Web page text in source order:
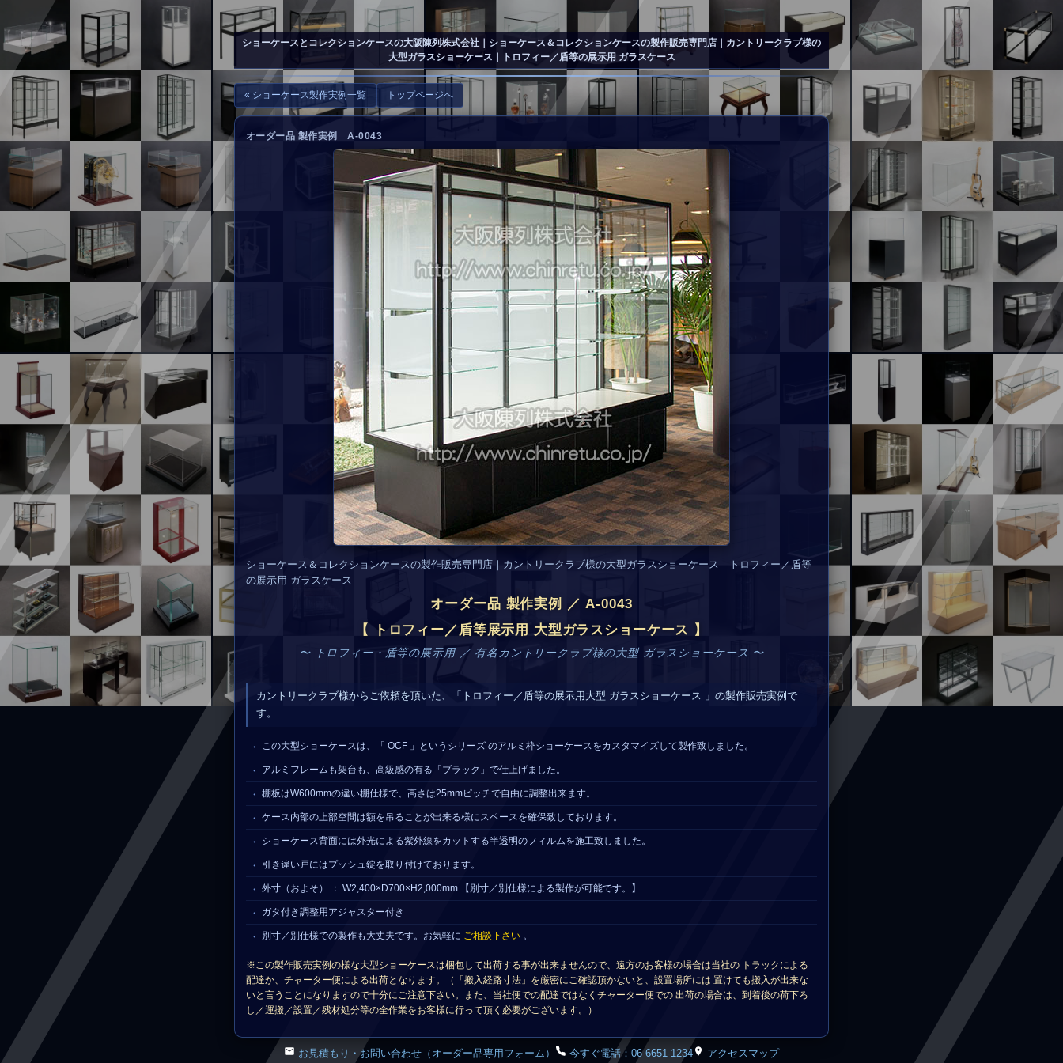
お問い合わせ
ショーケースとコレクションケースの大阪陳列株式会社 ｜ショーケース＆コレクションケースの製作販売専門店｜カントリークラブ様の
大型ガラスショーケース｜トロフィー／盾等の展示用 ガラスケース
« ショーケース製作実例一覧 トップページへ
オーダー品 製作実例 A-0043
ショーケース＆コレクションケースの製作販売専門店｜カントリークラブ様の大型ガラスショーケース｜トロフィー／盾等
の展示用 ガラスケース
オーダー品 製作実例 ／ A-0043
【 トロフィー／盾等展示用 大型ガラスショーケース 】
〜 トロフィー・盾等の展示用 ／ 有名カントリークラブ様の大型 ガラスショーケース 〜
カントリークラブ様からご依頼を頂いた、「トロフィー／盾等の展示用大型 ガラスショーケース 」の製作販売実例で
す。
この大型ショーケースは、「 OCF 」というシリーズ のアルミ枠ショーケースをカスタマイズして製作致しました。
アルミフレームも架台も、高級感の有る「ブラック」で仕上げました。
棚板はW600mmの違い棚仕様で、高さは25mmピッチで自由に調整出来ます。
ケース内部の上部空間は額を吊ることが出来る様にスペースを確保致しております。
ショーケース背面には外光による紫外線をカットする半透明のフィルムを施工致しました。
引き違い戸にはプッシュ錠を取り付けております。
外寸（およそ） ： W2,400×D700×H2,000mm 【別寸／別仕様による製作が可能です。】
ガタ付き調整用アジャスター付き
別寸／別仕様での製作も大丈夫です。お気軽に ご相談下さい 。
※この製作販売実例の様な大型ショーケースは梱包して出荷する事が出来ませんので、遠方のお客様の場合は当社の トラックによる
配達か、チャーター便による出荷となります。（「搬入経路寸法」を厳密にご確認頂かないと、設置場所には 置けても搬入が出来な
いと言うことになりますので十分にご注意下さい。また、当社便での配達ではなくチャーター便での 出荷の場合は、到着後の荷下ろ
し／運搬／設置／残材処分等の全作業をお客様に行って頂く必要がございます。）
お見積もり・お問い合わせ（オーダー品専用フォーム） 今すぐ電話：06-6651-1234 アクセスマップ